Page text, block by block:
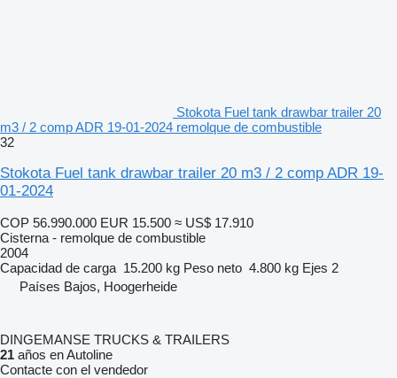
Stokota Fuel tank drawbar trailer 20
m3 / 2 comp ADR 19-01-2024 remolque de combustible
32
Stokota Fuel tank drawbar trailer 20 m3 / 2 comp ADR 19-
01-2024
COP 56.990.000 EUR 15.500 ≈ US$ 17.910
Cisterna - remolque de combustible
2004
Capacidad de carga 15.200 kg Peso neto 4.800 kg Ejes 2
Países Bajos, Hoogerheide
DINGEMANSE TRUCKS & TRAILERS
21 años en Autoline
Contacte con el vendedor